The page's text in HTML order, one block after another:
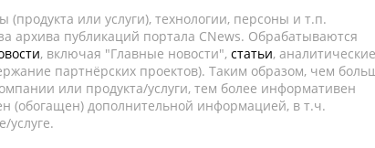
или услуги), технологии, персоны и т.п.
архива публикаций портала CNews. Обрабатываются
, включая "Главные новости", статьи, аналитические
партнёрских проектов). Таким образом, чем
или продукта/услуги, тем более информативен
(обогащен) дополнительной информацией, в т.ч.
услуге.